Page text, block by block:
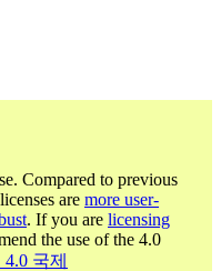
Compared to previous
are more user-
. If you are licensing
the use of the 4.0
국제